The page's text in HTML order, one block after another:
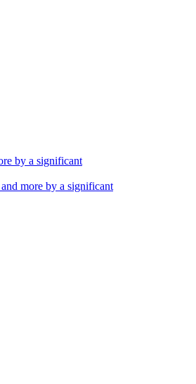
more by a significant